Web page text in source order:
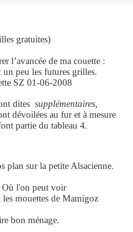
gratuites)
l’avancée de ma couette :
un peu les futures grilles.
dites supplémentaires,
dévoilées au fur et à mesure
partie du tableau 4.
sur la petite Alsacienne.
l'on peut voir
les mouettes de Mamigoz
bon ménage.